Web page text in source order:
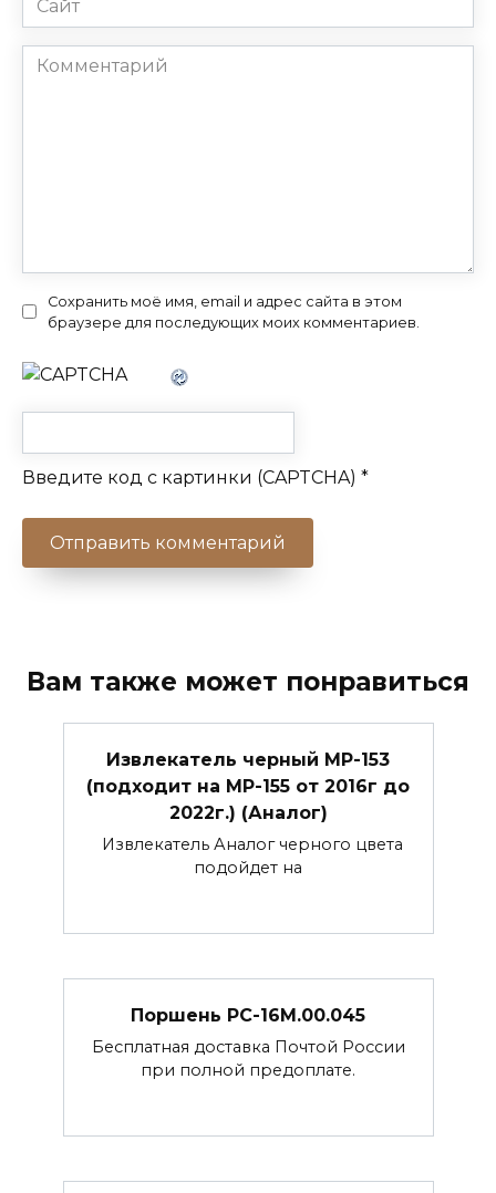
Комментарий
Сохранить моё имя, email и адрес сайта в этом
браузере для последующих моих комментариев.
Введите код с картинки (CAPTCHA) *
Вам также может понравиться
Извлекатель черный МР-153
(подходит на МР-155 от 2016г до
2022г.) (Аналог)
Извлекатель Аналог черного цвета
подойдет на
Поршень РС-16М.00.045
Бесплатная доставка Почтой России
при полной предоплате.